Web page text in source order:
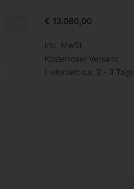
€ 13.080,00
inkl. MwSt.
Kostenloser Versand
Lieferzeit: ca. 2 - 3 Tage